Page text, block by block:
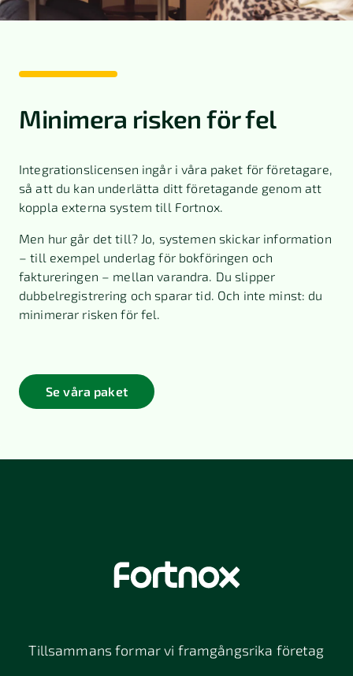
Minimera risken för fel
Integrationslicensen ingår i våra paket för företagare,
så att du kan underlätta ditt företagande genom att
koppla externa system till Fortnox.
Men hur går det till? Jo, systemen skickar information
– till exempel underlag för bokföringen och
faktureringen – mellan varandra. Du slipper
dubbelregistrering och sparar tid. Och inte minst: du
minimerar risken för fel.
Se våra paket
Tillsammans formar vi framgångsrika företag